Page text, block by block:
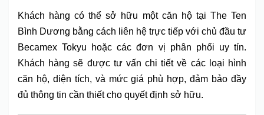
Khách hàng có thể sở hữu một căn hộ tại The Ten
Bình Dương bằng cách liên hệ trực tiếp với chủ đầu tư
Becamex Tokyu hoặc các đơn vị phân phối uy tín.
Khách hàng sẽ được tư vấn chi tiết về các loại hình
căn hộ, diện tích, và mức giá phù hợp, đảm bảo đầy
đủ thông tin cần thiết cho quyết định sở hữu.